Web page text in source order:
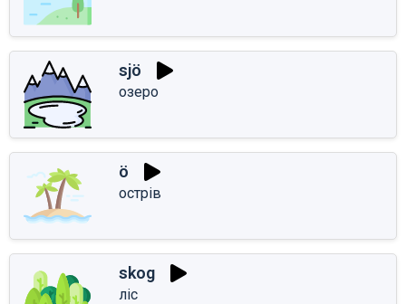
sjö
озеро
ö
острів
skog
ліс